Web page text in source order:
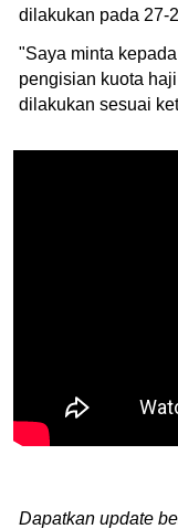
dilakukan pada 27-
"Saya minta
pengisian kuota
dilakukan sesuai
Dapatkan update